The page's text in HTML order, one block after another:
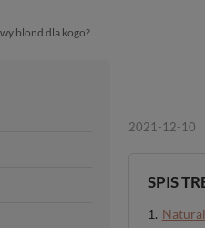
blond dla kogo?
2021-12-10
SPIS